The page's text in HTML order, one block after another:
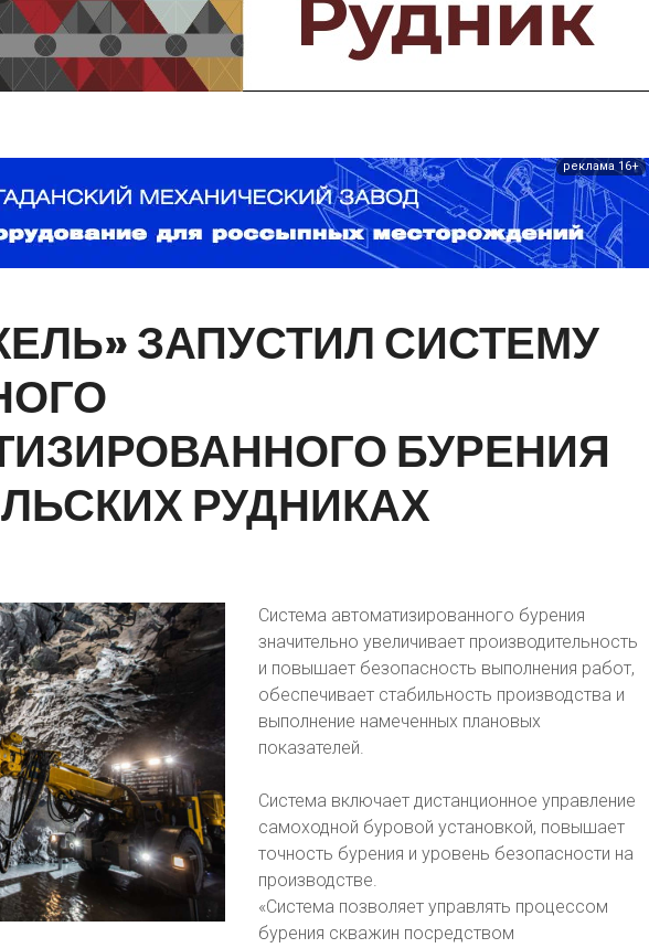
Предприятия и компании
Интервью
Выставки, Конференции
реклама 16+
ЗАПУСТИЛСИСТЕМУ
БУРЕНИЯ
РУДНИКАХ
Система автоматизированного бурения
значительно увеличивает производительность
и повышает безопасность выполнения работ,
обеспечивает стабильность производства и
выполнение намеченных плановых
показателей.
Система включает дистанционное управление
самоходной буровой установкой, повышает
точность бурения и уровень безопасности на
производстве.
«Система позволяет управлять процессом
бурения скважин посредством